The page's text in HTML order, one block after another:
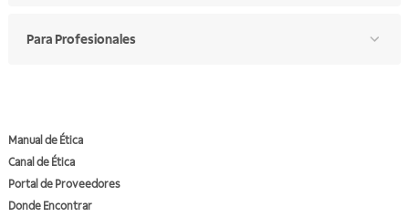
Para Profesionales
Manual de Ética
Canal de Ética
Portal de Proveedores
Donde Encontrar